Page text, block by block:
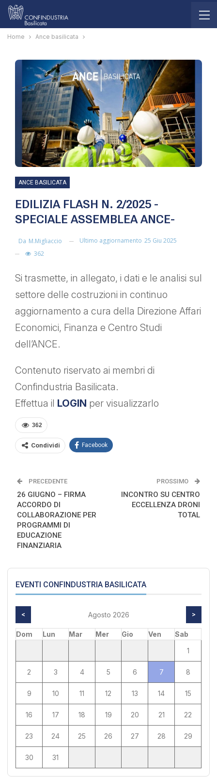
Home Ance basilicata
ANCE BASILICATA
EDILIZIA FLASH N. 2/2025 -
SPECIALE ASSEMBLEA ANCE-
Da M.migliaccio Ultimo aggiornamento 25 Giu 2025
362
Si trasmette, in allegato, i dati e le analisi sul
settore delle costruzioni in continuo
aggiornamento a cura della Direzione Affari
Economici, Finanza e Centro Studi
dell’ANCE.
Contenuto riservato ai membri di
Confindustria Basilicata.
Effettua il LOGIN per visualizzarlo
362
Condividi Facebook
PRECEDENTE
26 GIUGNO – FIRMA
ACCORDO DI
COLLABORAZIONE PER
PROGRAMMI DI
EDUCAZIONE
FINANZIARIA
PROSSIMO
INCONTRO SU CENTRO
ECCELLENZA DRONI
TOTAL
EVENTI CONFINDUSTRIA BASILICATA
< Agosto 2026 >
Dom Lun Mar Mer Gio Ven
Sab
1
2 3 4 5 6 7 8
9 10 11 12 13 14 15
16 17 18 19 20 21 22
23 24 25 26 27 28 29
30 31